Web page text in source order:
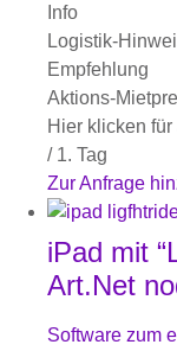
Info
Logistik-
Empfehlung
Aktions-
Hier klicken
/ 1. Tag
Zur Anfrage
iPad mit
Art.Net
Software zum